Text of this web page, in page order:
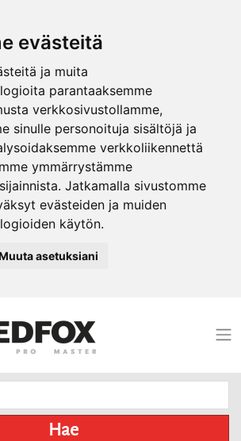
evästeitä
ja muita
parantaaksemme
verkkosivustollamme,
sinulle personoituja sisältöjä ja
verkkoliikennettä
ymmärrystämme
Jatkamalla sivustomme
evästeiden ja muiden
käytön.
asetuksiani
Hae